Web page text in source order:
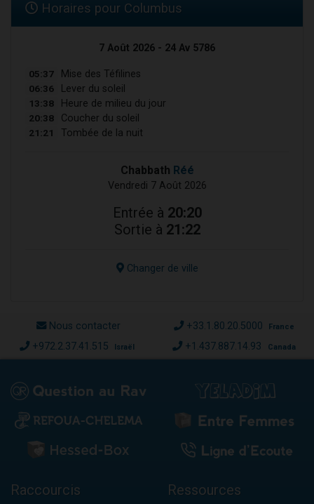
Horaires pour Columbus
7 Août 2026 - 24 Av 5786
05:37 Mise des Téfilines
06:36 Lever du soleil
13:38 Heure de milieu du jour
20:38 Coucher du soleil
21:21 Tombée de la nuit
Chabbath Réé
Vendredi 7 Août 2026
Entrée à 20:20
Sortie à 21:22
Changer de ville
Nous contacter +33.1.80.20.5000 France
+972.2.37.41.515 Israël +1.437.887.14.93 Canada
Raccourcis Ressources